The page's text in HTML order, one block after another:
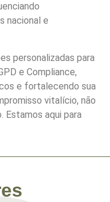
nacional e
personalizadas para
e Compliance,
e fortalecendo sua
vitalício, não
Estamos aqui para